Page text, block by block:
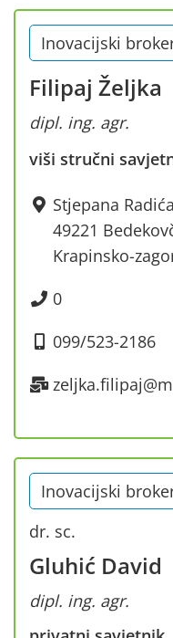
Inovacijski
Filipaj Željka
dipl. ing. agr.
viši stručni
Stjepana
49221
Krapinsko-
0
099/523-2186
Inovacijski
dr. sc.
Gluhić David
dipl. ing. agr.